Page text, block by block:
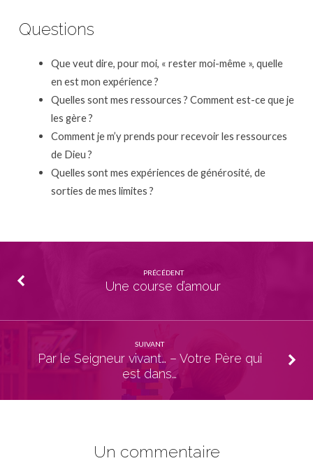
Questions
Que veut dire, pour moi, « rester moi-même », quelle
en est mon expérience ?
Quelles sont mes ressources ? Comment est-ce que je
les gère ?
Comment je m’y prends pour recevoir les ressources
de Dieu ?
Quelles sont mes expériences de générosité, de
sorties de mes limites ?
PRÉCÉDENT
Une course d’amour
SUIVANT
Par le Seigneur vivant… – Votre Père qui
est dans…
Un commentaire